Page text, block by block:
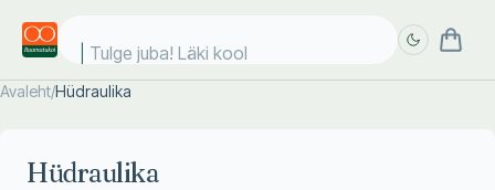
Tulge juba! Läki kooli
Avaleht/Hüdraulika
Hüdraulika